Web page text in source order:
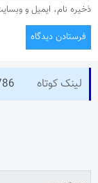
ذخیره نام، ایمیل و
لینک کوتاه